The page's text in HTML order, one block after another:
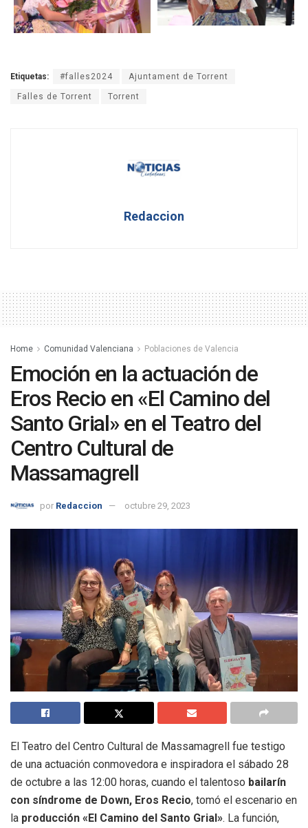
Etiquetas: #falles2024 Ajuntament de Torrent
Falles de Torrent Torrent
Redaccion
Home Comunidad Valenciana Poblaciones de Valencia
Emoción en la actuación de
Eros Recio en «El Camino del
Santo Grial» en el Teatro del
Centro Cultural de
Massamagrell
por Redaccion octubre 29, 2023
El Teatro del Centro Cultural de Massamagrell fue testigo
de una actuación conmovedora e inspiradora el sábado 28
de octubre a las 12:00 horas, cuando el talentoso bailarín
con síndrome de Down, Eros Recio, tomó el escenario en
la producción «El Camino del Santo Grial». La función,